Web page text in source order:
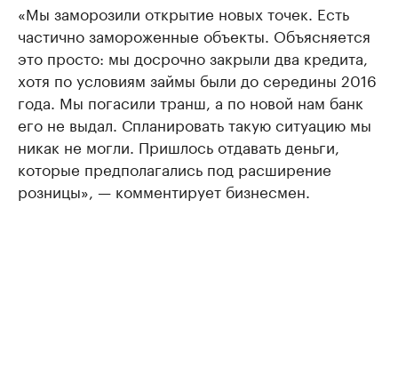
«Мы заморозили открытие новых точек. Есть
частично замороженные объекты. Объясняется
это просто: мы досрочно закрыли два кредита,
хотя по условиям займы были до середины 2016
года. Мы погасили транш, а по новой нам банк
его не выдал. Спланировать такую ситуацию мы
никак не могли. Пришлось отдавать деньги,
которые предполагались под расширение
розницы», — комментирует бизнесмен.